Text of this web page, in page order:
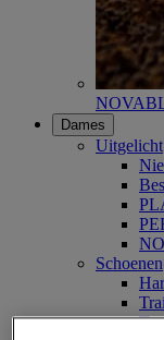
Dames
Uitgelicht
Schoenen